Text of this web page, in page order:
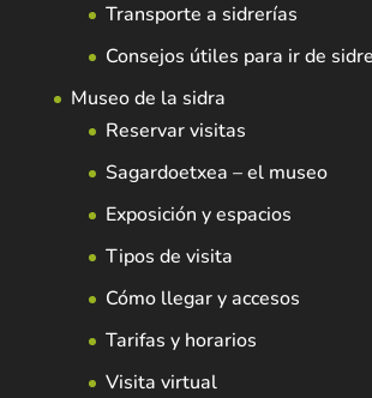
Transporte a sidrerías
Consejos útiles para ir de
Museo de la sidra
Reservar visitas
Sagardoetxea – el museo
Exposición y espacios
Tipos de visita
Cómo llegar y accesos
Tarifas y horarios
Visita virtual